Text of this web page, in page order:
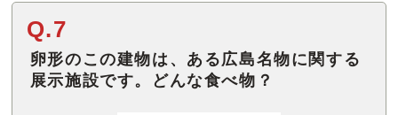
Q.7
卵形のこの建物は、ある広島名物に関する
展示施設です。どんな食べ物？